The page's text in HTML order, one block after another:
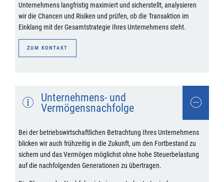
Unternehmens langfristig maximiert und sicherstellt, analysieren
wir die Chancen und Risiken und prüfen, ob die Transaktion im
Einklang mit der Gesamtstrategie Ihres Unternehmens steht.
ZUM KONTAKT
Unternehmens- und
Vermögensnachfolge
Bei der betriebswirtschaftlichen Betrachtung Ihres Unternehmens
blicken wir auch frühzeitig in die Zukunft, um den Fortbestand zu
sichern und das Vermögen möglichst ohne hohe Steuerbelastung
auf die nachfolgenden Generationen zu übertragen.